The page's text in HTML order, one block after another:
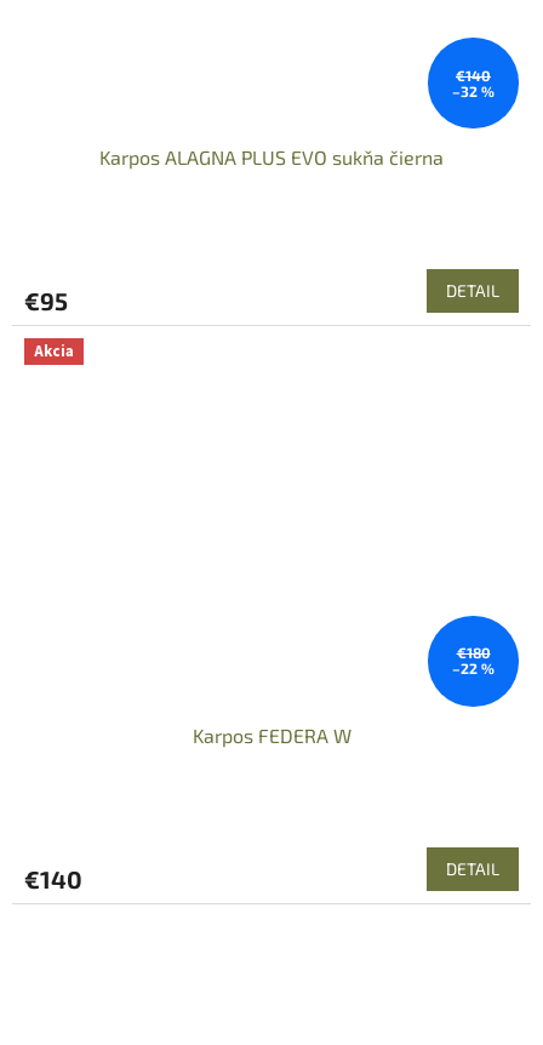
€140
–32 %
Karpos ALAGNA PLUS EVO sukňa čierna
€95 DETAIL
Akcia
€180
–22 %
Karpos FEDERA W
€140 DETAIL